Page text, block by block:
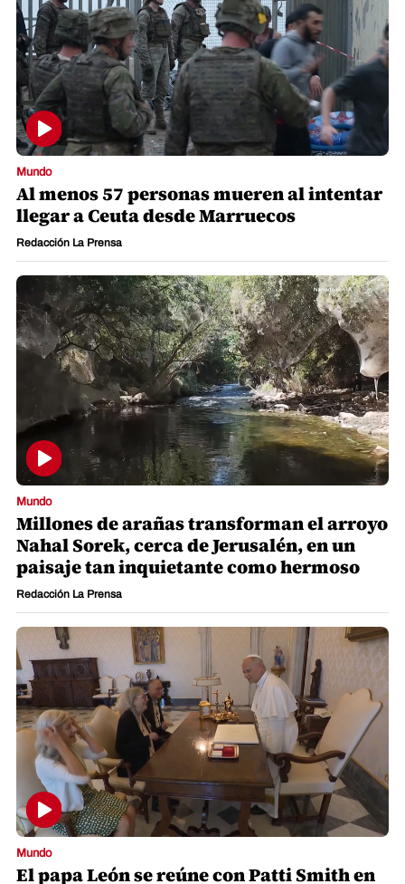
Mundo
Al menos 57 personas mueren al intentar
llegar a Ceuta desde Marruecos
Redacción La Prensa
Mundo
Millones de arañas transforman el arroyo
Nahal Sorek, cerca de Jerusalén, en un
paisaje tan inquietante como hermoso
Redacción La Prensa
Mundo
El papa León se reúne con Patti Smith en